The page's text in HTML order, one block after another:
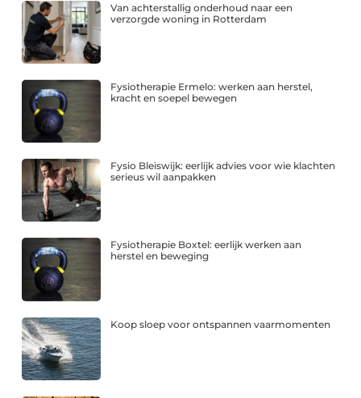
Van achterstallig onderhoud naar een
verzorgde woning in Rotterdam
Fysiotherapie Ermelo: werken aan herstel,
kracht en soepel bewegen
Fysio Bleiswijk: eerlijk advies voor wie klachten
serieus wil aanpakken
Fysiotherapie Boxtel: eerlijk werken aan
herstel en beweging
Koop sloep voor ontspannen vaarmomenten